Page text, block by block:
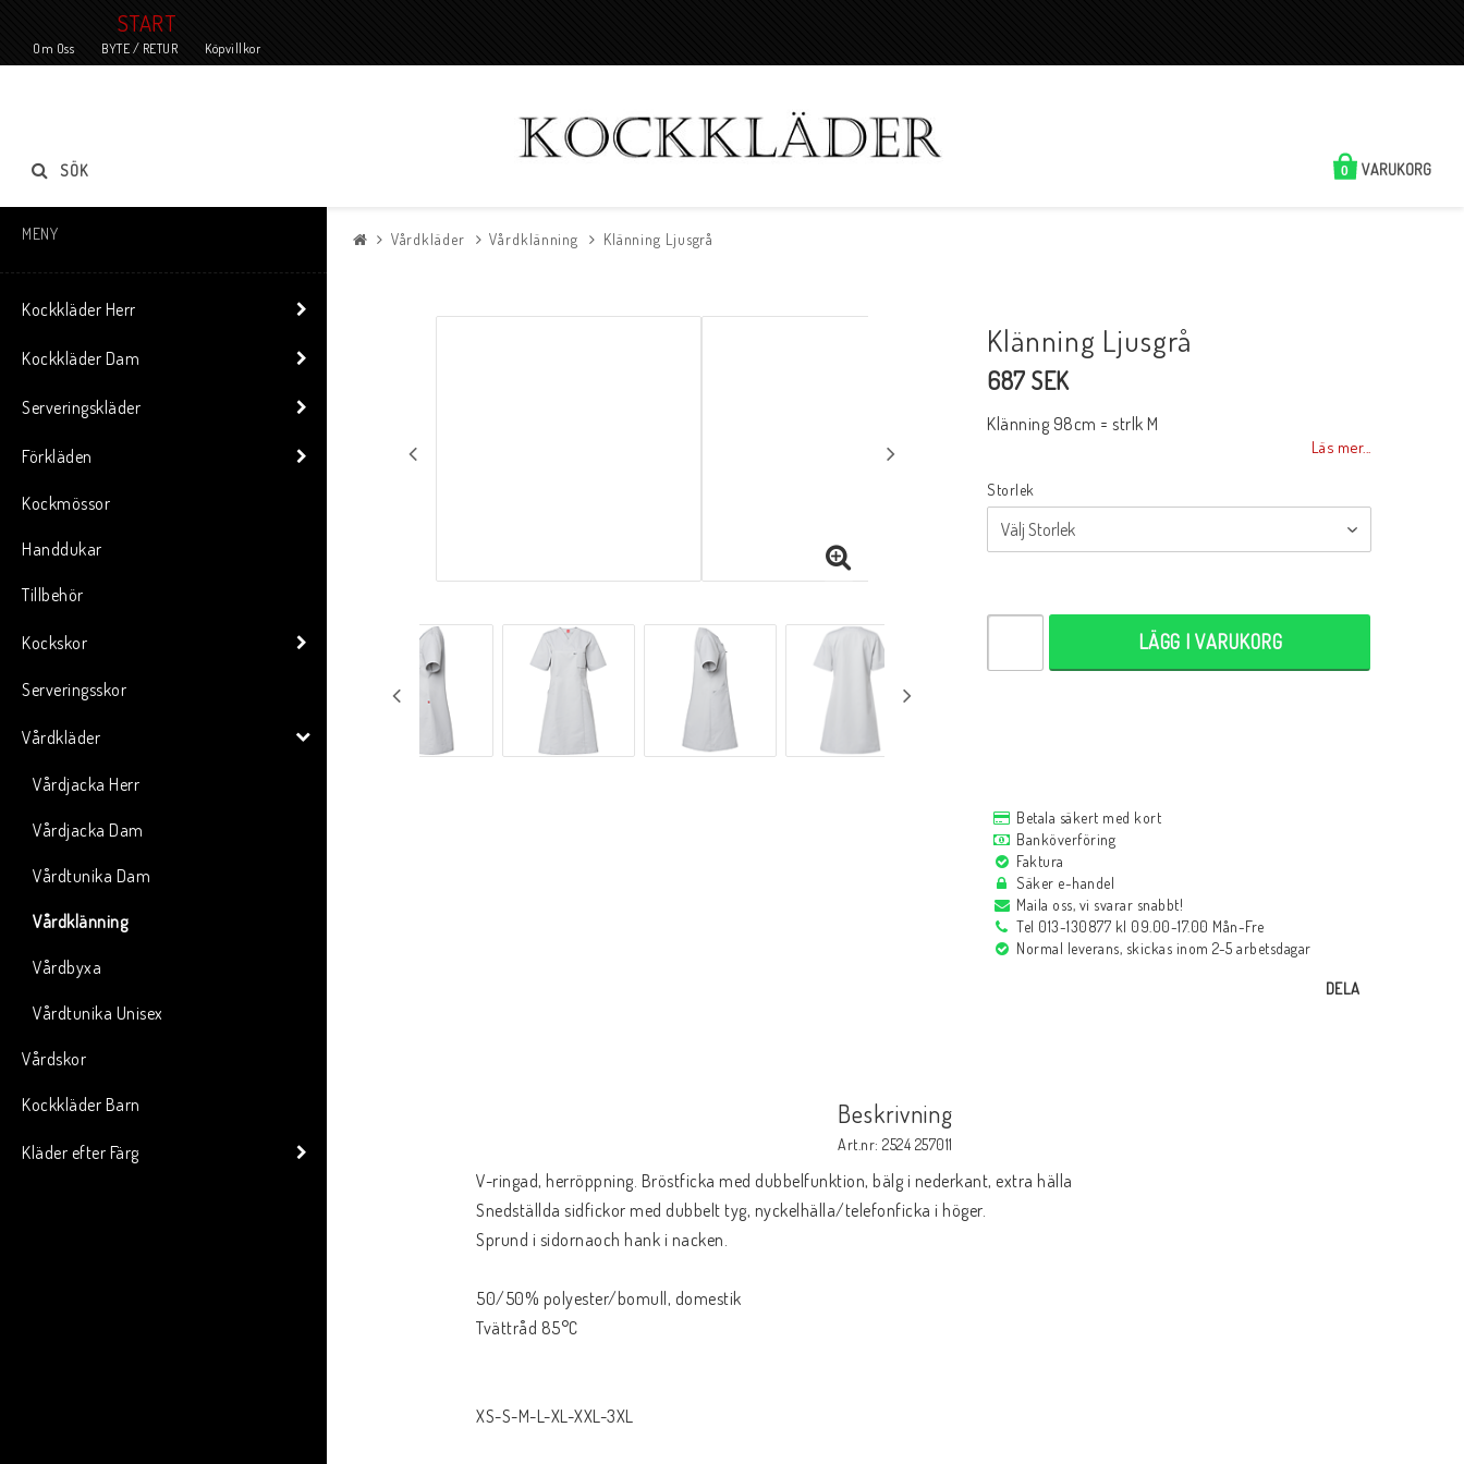
START
Om Oss BYTE / RETUR Köpvillkor
VARUKORG
0
SÖK
MENY
Kockkläder Herr
Kockkläder Dam
Serveringskläder
Förkläden
Kockmössor
Handdukar
Tillbehör
Kockskor
Serveringsskor
Vårdkläder
Vårdjacka Herr
Vårdjacka Dam
Vårdtunika Dam
Vårdklänning
Vårdbyxa
Vårdtunika Unisex
Vårdskor
Kockkläder Barn
Kläder efter Färg
Vårdkläder Vårdklänning Klänning Ljusgrå
Klänning Ljusgrå
687 SEK
Klänning 98cm = strlk M
Läs mer...
Storlek
LÄGG I VARUKORG
Betala säkert med kort
Banköverföring
Faktura
Säker e-handel
Maila oss, vi svarar snabbt!
Tel 013-130877 kl 09.00-17.00 Mån-Fre
Normal leverans, skickas inom 2-5 arbetsdagar
DELA
Beskrivning
Art.nr: 2524 257011
V-ringad, herröppning. Bröstficka med dubbelfunktion, bälg i nederkant, extra hälla
Snedställda sidfickor med dubbelt tyg, nyckelhälla/telefonficka i höger.
Sprund i sidornaoch hank i nacken.
50/50% polyester/bomull, domestik
Tvättråd 85°C
XS-S-M-L-XL-XXL-3XL